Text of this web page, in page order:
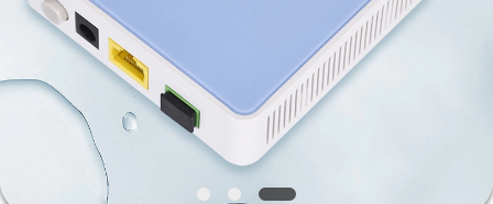
PABRIK
KONTROL
KUALITAS
HUBUNGI